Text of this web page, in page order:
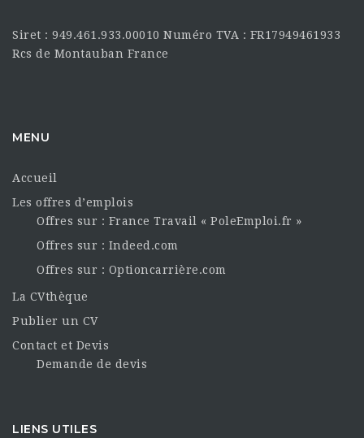
Siret : 949.461.933.00010 Numéro TVA : FR17949461933
Rcs de Montauban France
MENU
Accueil
Les offres d’emplois
Offres sur : France Travail « PoleEmploi.fr »
Offres sur : Indeed.com
Offres sur : Optioncarrière.com
La CVthèque
Publier un CV
Contact et Devis
Demande de devis
LIENS UTILES